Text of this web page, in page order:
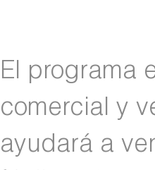
El programa
comercial y
ayudará a